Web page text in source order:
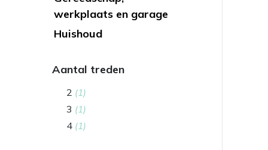
werkplaats en garage
Huishoud
Aantal treden
2 (1)
3 (1)
4 (1)